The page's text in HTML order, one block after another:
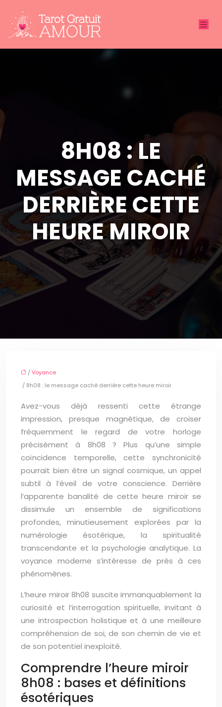
8H08 : LE
MESSAGE CACHÉ
DERRIÈRE CETTE
HEURE MIROIR
/Voyance
/ 8h08 : le message caché derrière cette heure miroir
Avez-vous déjà ressenti cette étrange
impression, presque magnétique, de croiser
fréquemment le regard de votre horloge
précisément à 8h08 ? Plus qu’une simple
coïncidence temporelle, cette synchronicité
pourrait bien être un signal cosmique, un appel
subtil à l’éveil de votre conscience. Derrière
l’apparente banalité de cette heure miroir se
dissimule un ensemble de significations
profondes, minutieusement explorées par la
numérologie ésotérique, la spiritualité
transcendante et la psychologie analytique. La
voyance moderne s’intéresse de près à ces
phénomènes.
L’heure miroir 8h08 suscite immanquablement la
curiosité et l’interrogation spirituelle, invitant à
une introspection holistique et à une meilleure
compréhension de soi, de son chemin de vie et
de son potentiel inexploité.
Comprendre l’heure miroir
8h08 : bases et définitions
ésotériques